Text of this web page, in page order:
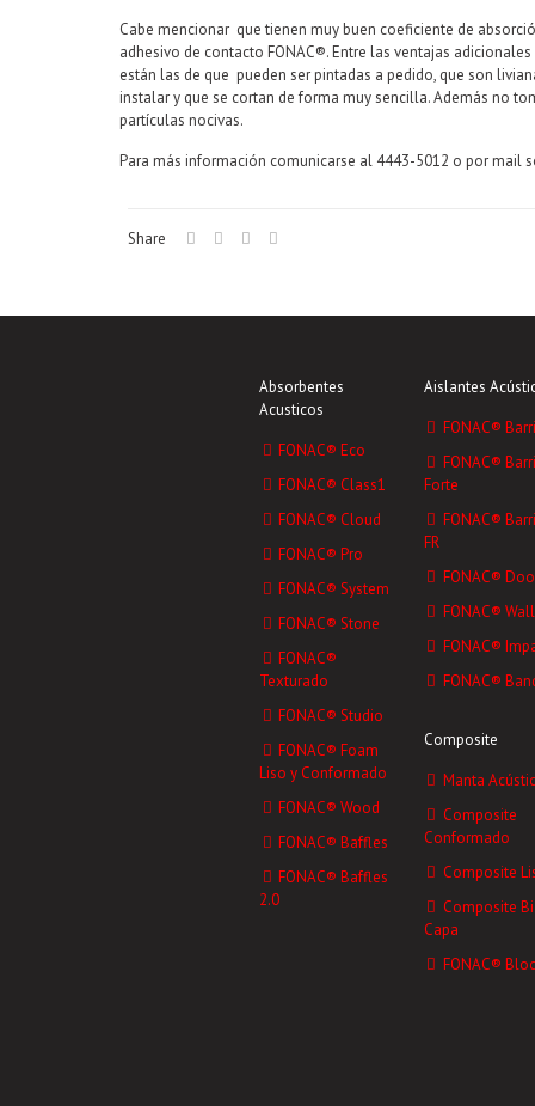
Cabe mencionar que tienen muy buen coeficiente de
adhesivo de contacto FONAC®. Entre las ventajas
están las de que pueden ser pintadas a pedido, que son
instalar y que se cortan de forma muy sencilla. Además no
partículas nocivas.
Para más información comunicarse al 4443-5012 o por mail
Share
Absorbentes
Acusticos
FONAC® Eco
FONAC® Class1
FONAC® Cloud
FONAC® Pro
FONAC® System
FONAC® Stone
FONAC®
Texturado
FONAC® Studio
FONAC® Foam
Liso y Conformado
FONAC® Wood
FONAC® Baffles
FONAC® Baffles
2.0
Aislantes
FONAC®
FONAC®
Forte
FONAC®
FR
FONAC®
FONAC® Wall
FONAC®
FONAC®
Composite
Manta
Composite
Conformado
Composite
Composite
Capa
FONAC®